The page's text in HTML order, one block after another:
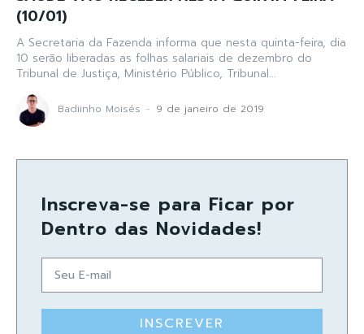
(10/01)
A Secretaria da Fazenda informa que nesta quinta-feira, dia
10 serão liberadas as folhas salariais de dezembro do
Tribunal de Justiça, Ministério Público, Tribunal...
Badiinho Moisés - 9 de janeiro de 2019
Inscreva-se para Ficar por
Dentro das Novidades!
INSCREVER